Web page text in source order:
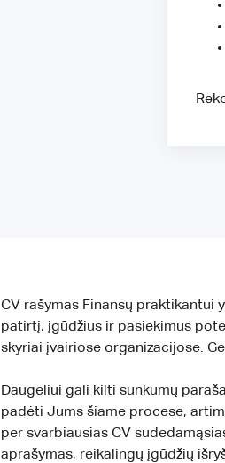
CV rašymas Finansų praktikantui
patirtį, įgūdžius ir pasiekimus
skyriai įvairiose organizacijose.
Daugeliui gali kilti sunkumų
padėti Jums šiame procese,
per svarbiausias CV
aprašymas, reikalingų įgūdžių